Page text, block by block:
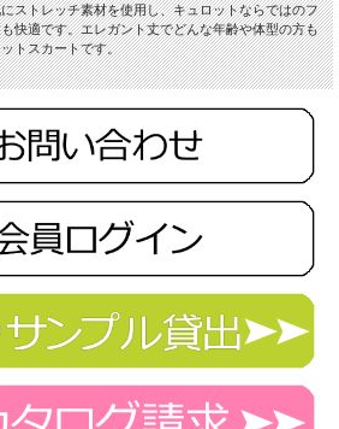
ストレッチ素材を使用し、キュロットならではのフ
快適です。エレガント丈でどんな年齢や体型の方も
トスカートです。